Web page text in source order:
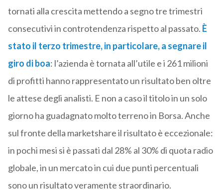
tornati alla crescita mettendo a segno tre trimestri
consecutivi in controtendenza rispetto al passato. È
stato il terzo trimestre, in particolare, a segnare il
giro di boa: l’azienda è tornata all’utile e i 261 milioni
di profitti hanno rappresentato un risultato ben oltre
le attese degli analisti. E non a caso il titolo in un solo
giorno ha guadagnato molto terreno in Borsa. Anche
sul fronte della marketshare il risultato è eccezionale:
in pochi mesi si è passati dal 28% al 30% di quota radio
globale, in un mercato in cui due punti percentuali
sono un risultato veramente straordinario.